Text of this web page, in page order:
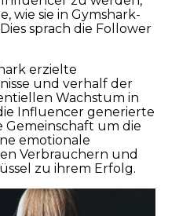
wie sie in Gymshark-
sprach die Follower
erzielte
und verhalf der
Wachstum in
Influencer generierte
Gemeinschaft um die
emotionale
Verbrauchern und
zu ihrem Erfolg.